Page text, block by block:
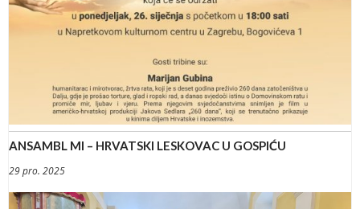
ANSAMBL MI – HRVATSKI LESKOVAC U GOSPIĆU
29 pro. 2025